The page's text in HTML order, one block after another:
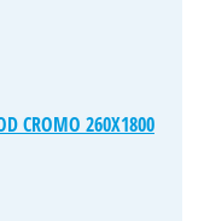
CROMO 260X1800